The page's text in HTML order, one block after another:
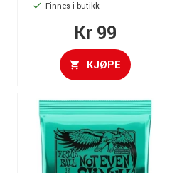
Finnes i butikk
Kr 99
KJØPE